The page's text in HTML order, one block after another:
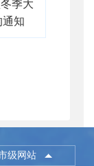
季大
知
级网站